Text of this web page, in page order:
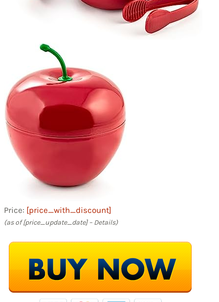
Price: [price_with_discount]
(as of [price_update_date] – Details)